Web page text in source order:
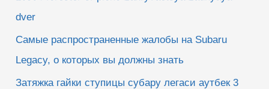
dver
Самые распространенные жалобы на Subaru
Legacy, о которых вы должны знать
Затяжка гайки ступицы субару легаси аутбек 3